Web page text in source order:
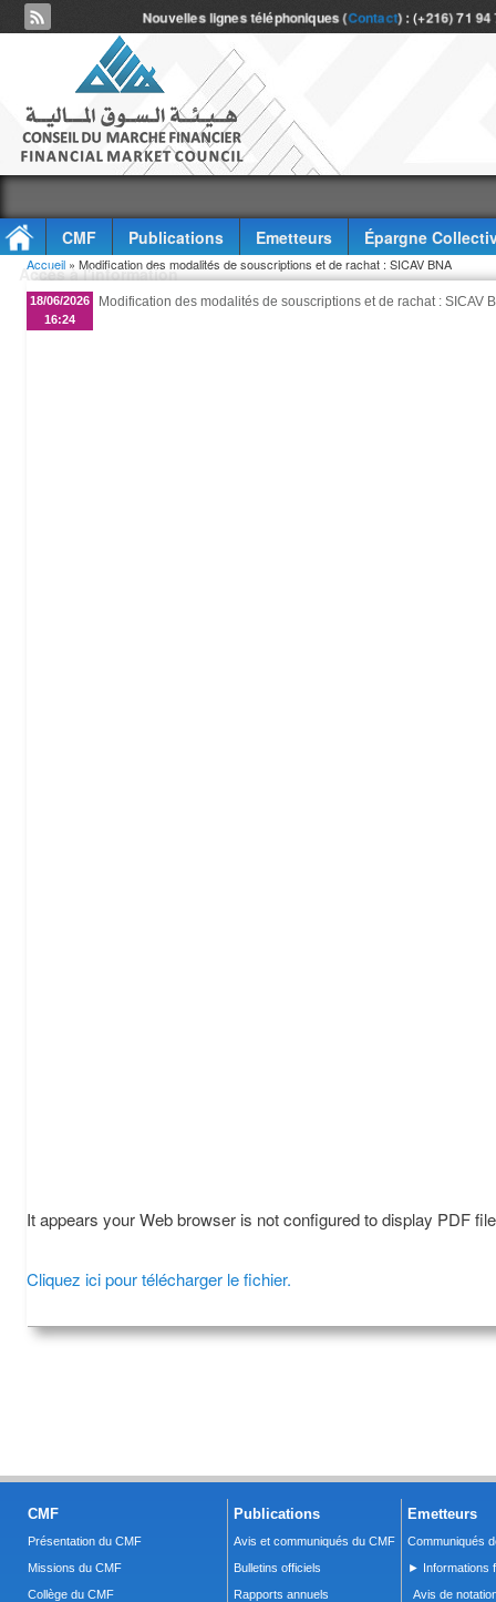
Nouvelles lignes téléphoniques (Contact) : (+216) 71
CMF Publications Emetteurs
Épargne
Accès à l'information
Vous êtes ici
Accueil » Modification des modalités de souscriptions et de rachat : SICAV BNA
18/06/2026
16:24
Modification des modalités de souscriptions et de rachat : SICAV
It appears your Web browser is not configured to display PDF
Cliquez ici pour télécharger le fichier.
CMF
Présentation du CMF
Missions du CMF
Collège du CMF
Publications
Avis et communiqués du CMF
Bulletins officiels
Rapports annuels
Emetteurs
Communiqués
► Informations
Avis de